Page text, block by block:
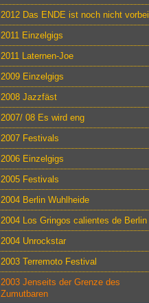
2012 Das ENDE ist noch nicht vorbei
2011 Einzelgigs
2011 Laternen-Joe
2009 Einzelgigs
2008 Jazzfäst
2007/ 08 Es wird eng
2007 Festivals
2006 Einzelgigs
2005 Festivals
2004 Berlin Wuhlheide
2004 Los Gringos calientes de Berlin
2004 Unrockstar
2003 Terremoto Festival
2003 Jenseits der Grenze des
Zumutbaren